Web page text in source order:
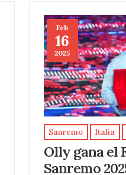
Feb
16
2025
Sanremo Italia
Olly gana el
Sanremo